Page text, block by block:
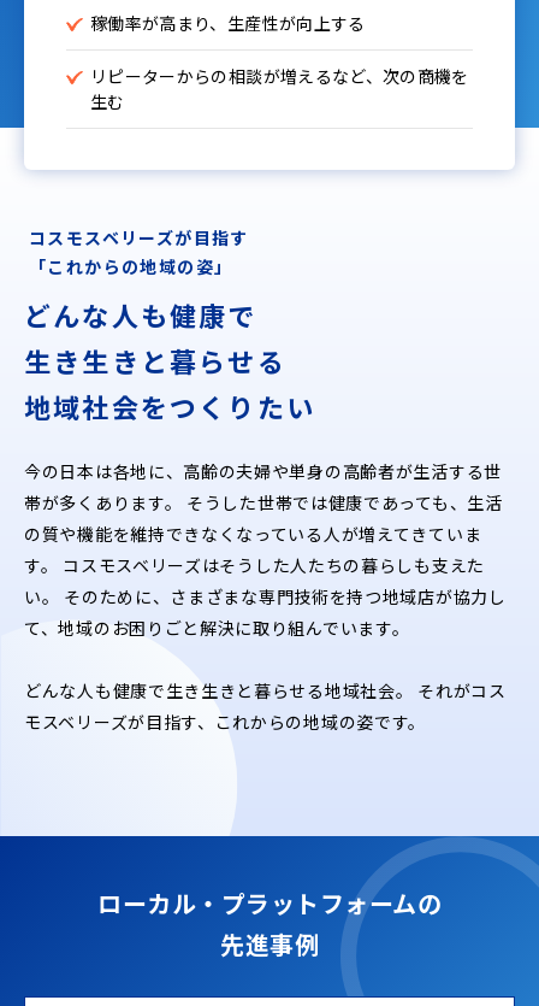
稼働率が高まり、生産性が向上する
リピーターからの相談が増えるなど、次の商機を
生む
コスモスベリーズが目指す
「これからの地域の姿」
どんな人も健康で
生き生きと暮らせる
地域社会をつくりたい
今の日本は各地に、高齢の夫婦や単身の高齢者が生活する世
帯が多くあります。
そうした世帯では健康であっても、生活
の質や機能を維持できなくなっている人が増えてきていま
す。
コスモスベリーズはそうした人たちの暮らしも支えた
い。
そのために、さまざまな専門技術を持つ地域店が協力し
て、地域のお困りごと解決に取り組んでいます。
どんな人も健康で生き生きと暮らせる地域社会。
それがコス
モスベリーズが目指す、これからの地域の姿です。
ローカル・プラットフォームの
先進事例